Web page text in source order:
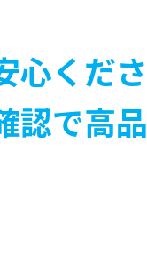
心くだ
認で高